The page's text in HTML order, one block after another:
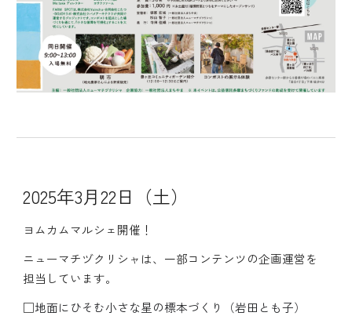
2025年3月22日（土）
ヨムカムマルシェ開催！
ニューマチヅクリシャは、一部コンテンツの企画運営を
担当しています。
□地面にひそむ小さな星の標本づくり（岩田とも子）